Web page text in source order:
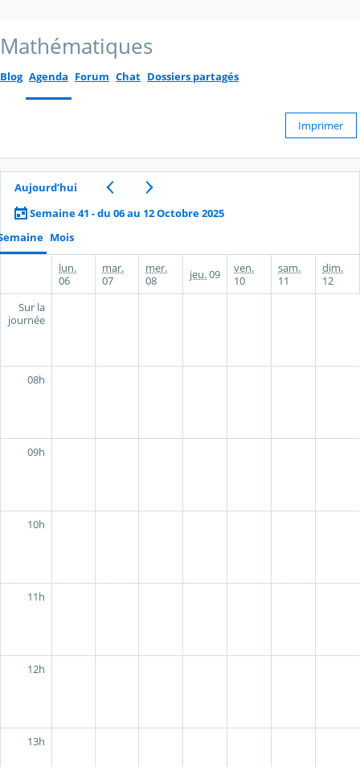
Mathématiques
Blog Agenda Forum Chat Dossiers partagés
Imprimer
Aujourd’hui
Semaine 41 - du 06 au 12 Octobre 2025
Mois
lun.
06
mar.
07
mer.
08
jeu.09
ven.
10
sam.
11
dim.
12
Sur la
journée
08h
09h
10h
11h
12h
13h